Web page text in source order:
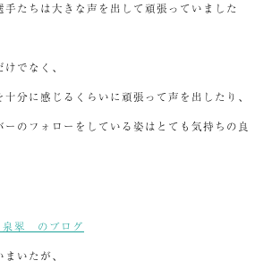
手たちは大きな声を出して頑張っていました
でなく、
分に感じるくらいに頑張って声を出したり、
のフォローをしている姿はとても気持ちの良
いたが、